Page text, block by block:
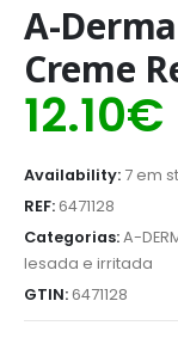
A-
Creme
12.10€
Availability: 7 em
REF:6471128
Categorias:A-
lesada e irritada
GTIN:6471128